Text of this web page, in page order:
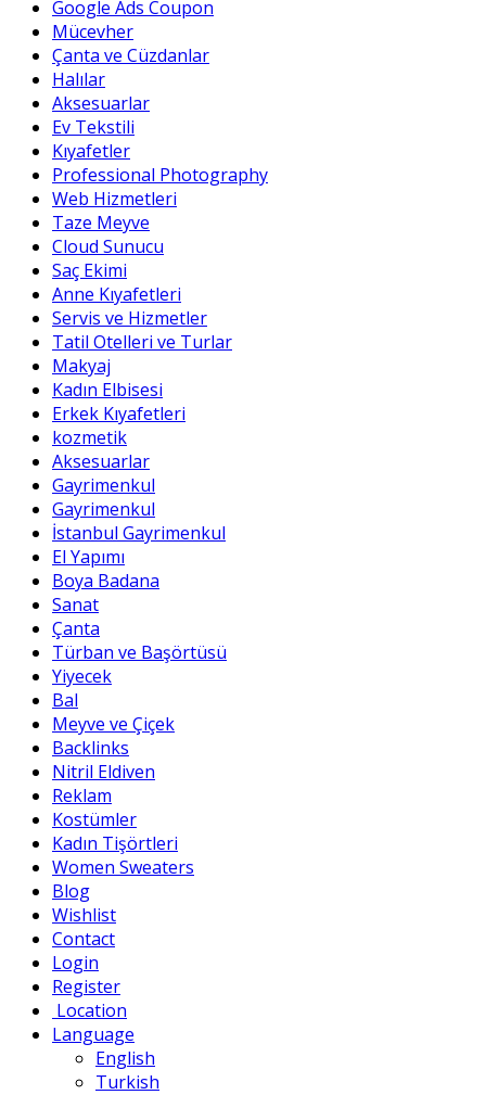
Google Ads Coupon
Mücevher
Çanta ve Cüzdanlar
Halılar
Aksesuarlar
Ev Tekstili
Kıyafetler
Professional Photography
Web Hizmetleri
Taze Meyve
Cloud Sunucu
Saç Ekimi
Anne Kıyafetleri
Servis ve Hizmetler
Tatil Otelleri ve Turlar
Makyaj
Kadın Elbisesi
Erkek Kıyafetleri
kozmetik
Aksesuarlar
Gayrimenkul
Gayrimenkul
İstanbul Gayrimenkul
El Yapımı
Boya Badana
Sanat
Çanta
Türban ve Başörtüsü
Yiyecek
Bal
Meyve ve Çiçek
Backlinks
Nitril Eldiven
Reklam
Kostümler
Kadın Tişörtleri
Women Sweaters
Blog
Wishlist
Contact
Login
Register
Location
Language
English
Turkish